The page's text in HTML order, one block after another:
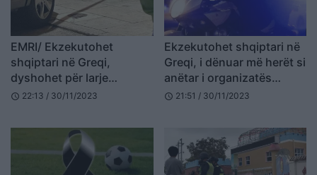
EMRI/ Ekzekutohet
shqiptari në Greqi,
dyshohet për larje
hesapesh
schedule 22:13 / 30/11/2023
Ekzekutohet shqiptari në
Greqi, i dënuar më herët si
anëtar i organizatës
kriminale
schedule 21:51 / 30/11/2023